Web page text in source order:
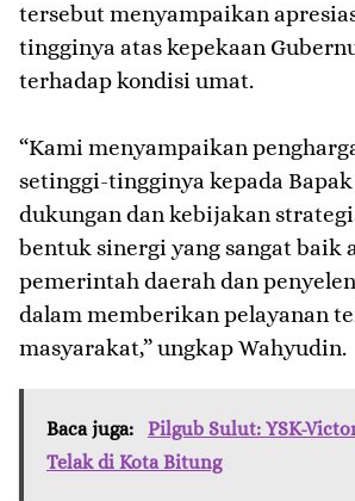
tersebut menyampaikan
tingginya atas kepekaan
terhadap kondisi umat.
“Kami menyampaikan
setinggi-tingginya kepada
dukungan dan kebijakan
bentuk sinergi yang sangat baik
pemerintah daerah dan
dalam memberikan pelayanan
masyarakat,” ungkap Wahyudin.
Baca juga:
Pilgub Sulut: YSK-
Telak di Kota Bitung